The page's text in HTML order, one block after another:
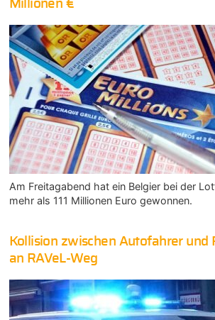
Millionen €
Am Freitagabend hat ein Belgier bei der
mehr als 111 Millionen Euro gewonnen.
Kollision zwischen Autofahrer und
an RAVeL-Weg